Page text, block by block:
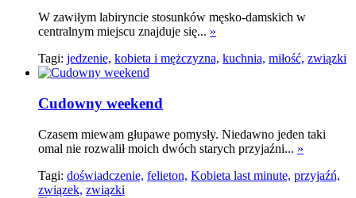
W zawiłym labiryncie stosunków męsko-damskich w
centralnym miejscu znajduje się... »
Tagi: jedzenie, kobieta i mężczyzna, kuchnia, miłość, związki
Cudowny weekend
Czasem miewam głupawe pomysły. Niedawno jeden taki
omal nie rozwalił moich dwóch starych przyjaźni... »
Tagi: doświadczenie, felieton, Kobieta last minute, przyjaźń,
związek, związki